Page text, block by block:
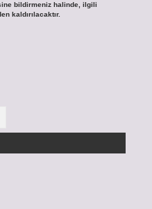
bildirmeniz halinde, ilgili
kaldırılacaktır.